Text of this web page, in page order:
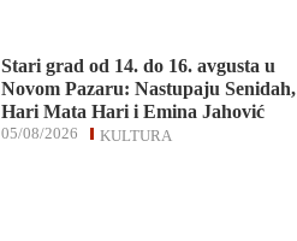
Stari grad od 14. do 16. avgusta u
Novom Pazaru: Nastupaju Senidah,
Hari Mata Hari i Emina Jahović
KULTURA
05/08/2026